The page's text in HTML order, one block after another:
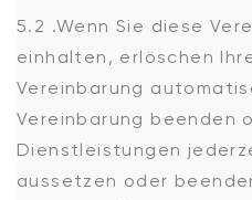
5.2 .Wenn Sie diese
einhalten, erlöschen
Vereinbarung
Vereinbarung beenden
Dienstleistungen
aussetzen oder